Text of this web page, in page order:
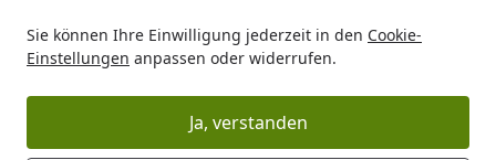
Sie können Ihre Einwilligung jederzeit in den Cookie-
Einstellungen anpassen oder widerrufen.
Ja, verstanden
Vordach +Terrasse